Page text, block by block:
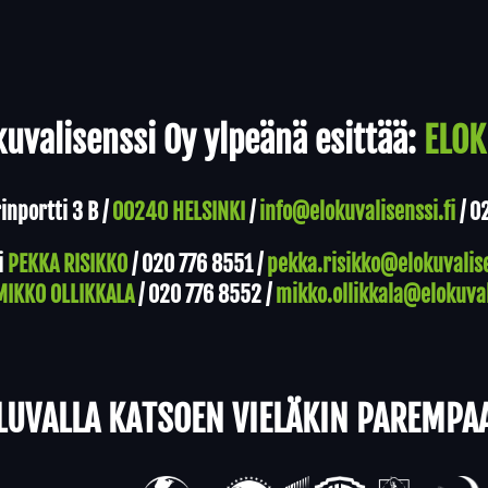
Oy ylpeänä esittää:
3 B /00240 HELSINKI /info@elokuvalisenssi.fi/
PEKKA RISIKKO/020 776 8551/
OLLIKKALA/020 776 8552/
KATSOEN VIELÄKIN